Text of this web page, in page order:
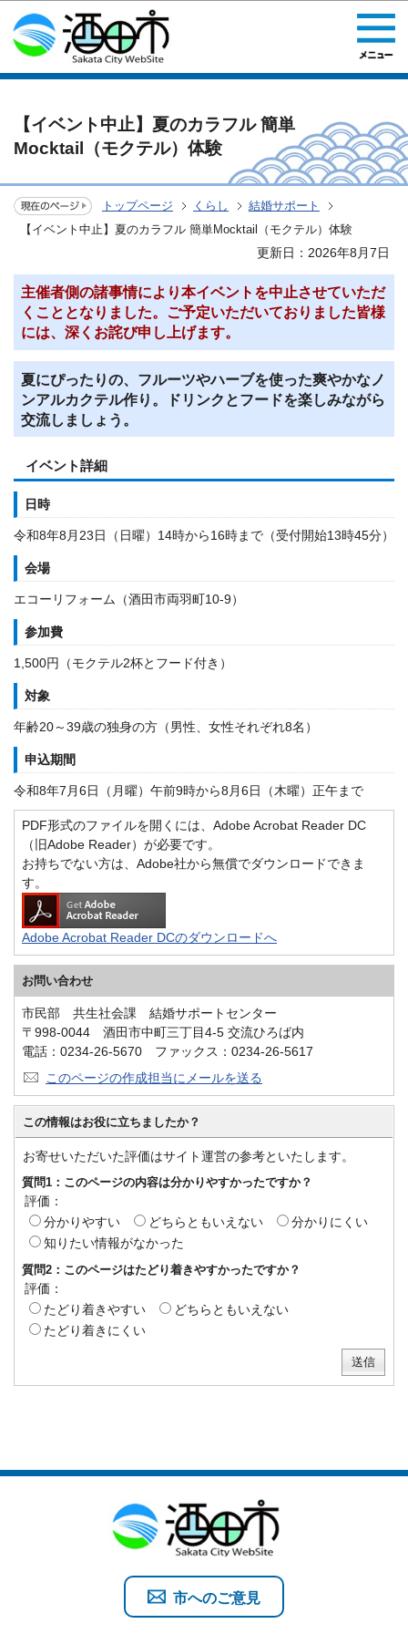
このページの本文へ移動
【イベント中止】夏のカラフル 簡単
Mocktail（モクテル）体験
トップページ くらし
結婚サポート
【イベント中止】夏のカラフル 簡単Mocktail（モクテル）体験
更新日：2026年8月7日
主催者側の諸事情により本イベントを中止させていただ
くこととなりました。ご予定いただいておりました皆様
には、深くお詫び申し上げます。
夏にぴったりの、フルーツやハーブを使った爽やかなノ
ンアルカクテル作り。ドリンクとフードを楽しみながら
交流しましょう。
イベント詳細
日時
令和8年8月23日（日曜）14時から16時まで（受付開始13時45分）
会場
エコーリフォーム（酒田市両羽町10-9）
参加費
1,500円（モクテル2杯とフード付き）
対象
年齢20～39歳の独身の方（男性、女性それぞれ8名）
申込期間
令和8年7月6日（月曜）午前9時から8月6日（木曜）正午まで
PDF形式のファイルを開くには、Adobe Acrobat Reader DC
（旧Adobe Reader）が必要です。
お持ちでない方は、Adobe社から無償でダウンロードできま
す。
Adobe Acrobat Reader DCのダウンロードへ
お問い合わせ
市民部 共生社会課 結婚サポートセンター
〒998-0044 酒田市中町三丁目4-5 交流ひろば内
電話：0234-26-5670 ファックス：0234-26-5617
このページの作成担当にメールを送る
この情報はお役に立ちましたか？
お寄せいただいた評価はサイト運営の参考といたします。
質問1：このページの内容は分かりやすかったですか？
評価：
分かりやすい
どちらともいえない
分かりにくい
知りたい情報がなかった
質問2：このページはたどり着きやすかったですか？
評価：
たどり着きやすい
どちらともいえない
たどり着きにくい
市へのご意見